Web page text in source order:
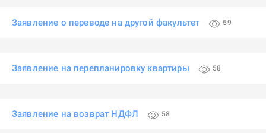
Заявление о переводе на другой факультет 59
Заявление на перепланировку квартиры 58
Заявление на возврат НДФЛ 58